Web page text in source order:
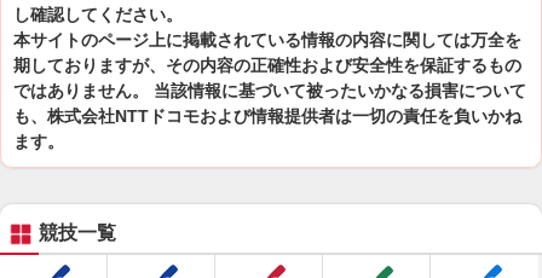
し確認してください。
本サイトのページ上に掲載されている情報の内容に関しては万全を
期しておりますが、その内容の正確性および安全性を保証するもの
ではありません。 当該情報に基づいて被ったいかなる損害について
も、株式会社NTTドコモおよび情報提供者は一切の責任を負いかね
ます。
競技一覧